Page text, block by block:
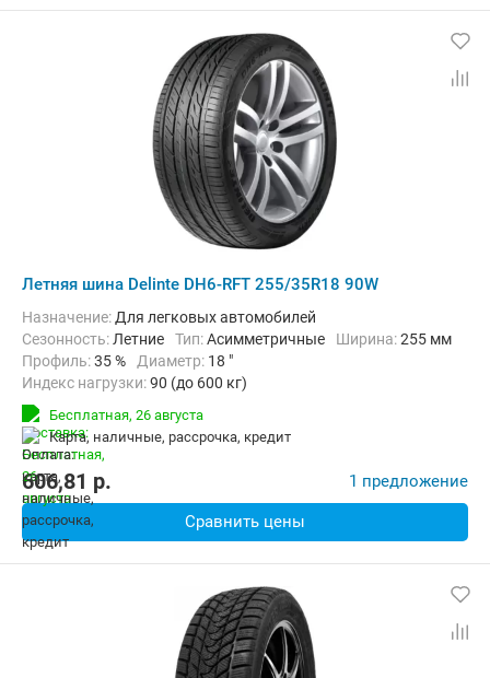
Летняя шина Delinte DH6-RFT 255/35R18 90W
Назначение: Для легковых автомобилей
Сезонность: Летние Тип:Асимметричные Ширина:255 мм
Профиль:35 % Диаметр: 18 "
Индекс нагрузки:90 (до 600 кг)
Индекс скорости:
Бесплатная, 26 августа
карта, наличные, рассрочка, кредит
606,81 p. 1 предложение
Сравнить цены